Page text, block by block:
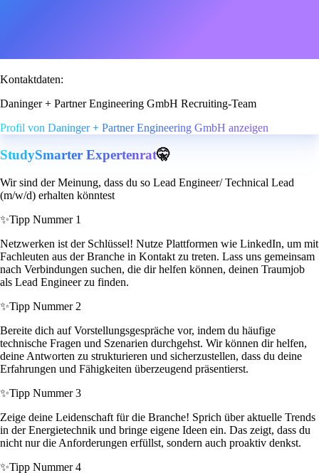
Kontaktdaten:
Daninger + Partner Engineering GmbH Recruiting-Team
Profil von Daninger + Partner Engineering GmbH anzeigen
StudySmarter Expertenrat🤫
Wir sind der Meinung, dass du so Lead Engineer/ Technical Lead
(m/w/d) erhalten könntest
✨Tipp Nummer 1
Netzwerken ist der Schlüssel! Nutze Plattformen wie LinkedIn, um mit
Fachleuten aus der Branche in Kontakt zu treten. Lass uns gemeinsam
nach Verbindungen suchen, die dir helfen können, deinen Traumjob
als Lead Engineer zu finden.
✨Tipp Nummer 2
Bereite dich auf Vorstellungsgespräche vor, indem du häufige
technische Fragen und Szenarien durchgehst. Wir können dir helfen,
deine Antworten zu strukturieren und sicherzustellen, dass du deine
Erfahrungen und Fähigkeiten überzeugend präsentierst.
✨Tipp Nummer 3
Zeige deine Leidenschaft für die Branche! Sprich über aktuelle Trends
in der Energietechnik und bringe eigene Ideen ein. Das zeigt, dass du
nicht nur die Anforderungen erfüllst, sondern auch proaktiv denkst.
✨Tipp Nummer 4